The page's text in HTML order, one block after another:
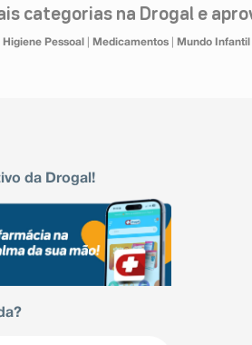
categorias na Drogal e
Higiene Pessoal Medicamentos Mundo Infantil
da Drogal!